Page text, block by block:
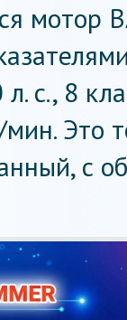
мотор
с., 8
Это
с